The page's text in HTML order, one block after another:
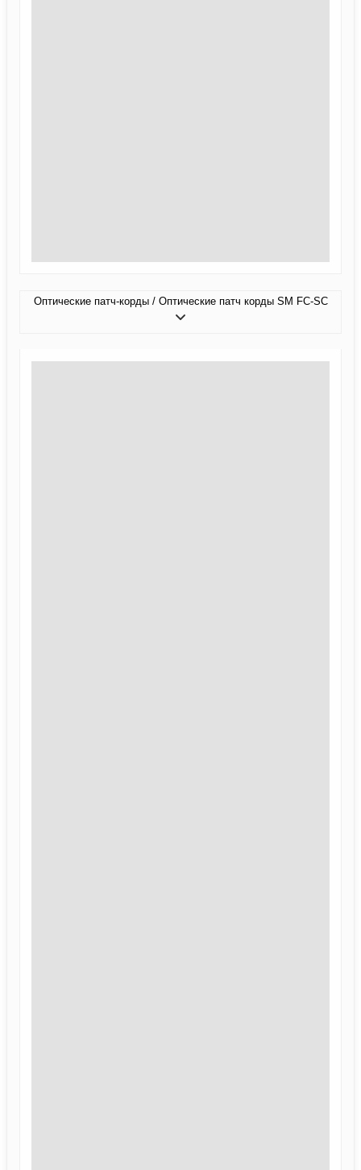
Оптические патч-корды / Оптические патч корды SM FC-SC